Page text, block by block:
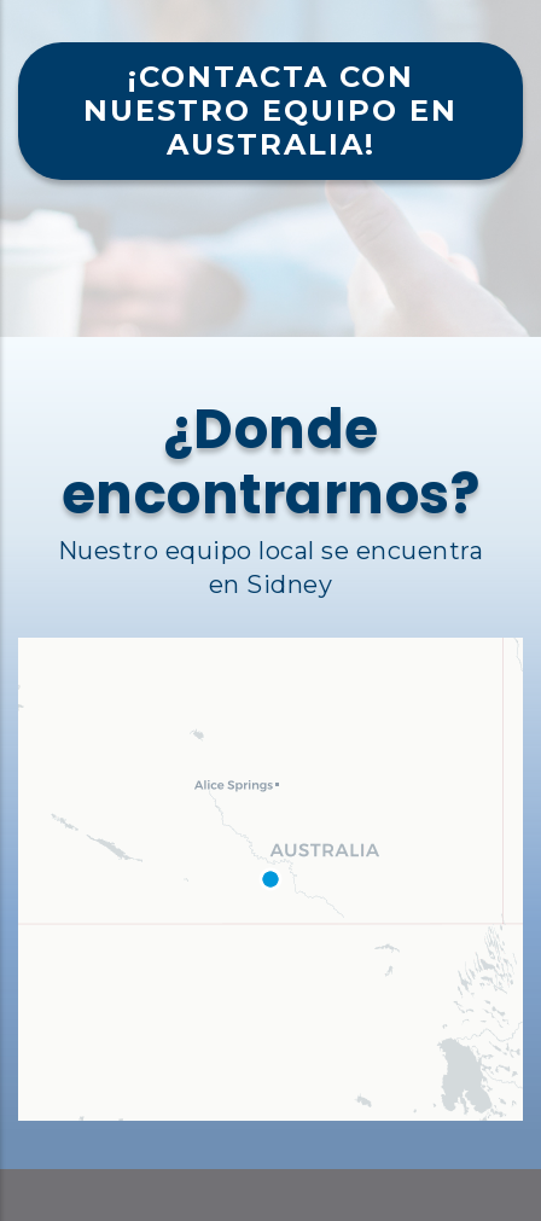
¡CONTACTA CON
NUESTRO EQUIPO EN
AUSTRALIA!
¿Donde
encontrarnos?
Nuestro equipo local se encuentra
en Sidney